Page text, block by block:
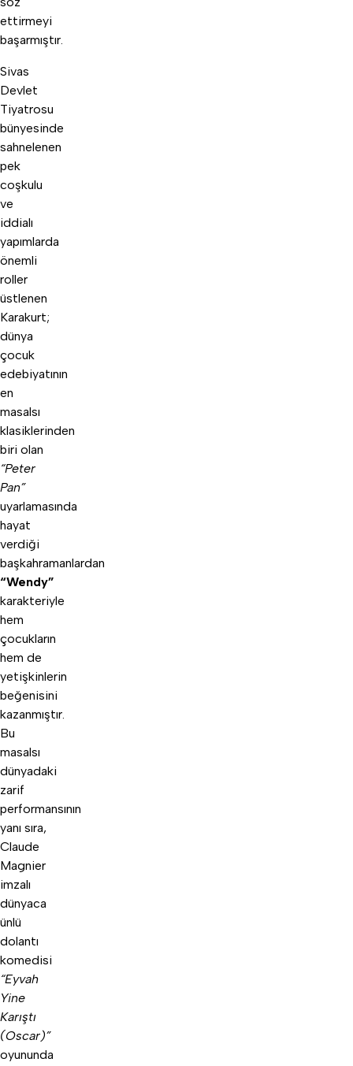
ettirmeyi
başarmıştır.
Sivas
Devlet
Tiyatrosu
bünyesinde
sahnelenen
pek
coşkulu
ve
iddialı
yapımlarda
önemli
roller
üstlenen
Karakurt;
dünya
çocuk
edebiyatının
en
masalsı
klasiklerinden
biri olan
“Peter
Pan”
uyarlamasında
hayat
verdiği
başkahramanlardan
“Wendy”
karakteriyle
hem
çocukların
hem de
yetişkinlerin
beğenisini
kazanmıştır.
Bu
masalsı
dünyadaki
zarif
performansının
yanı sıra,
Claude
Magnier
imzalı
dünyaca
ünlü
dolantı
komedisi
“Eyvah
Yine
Karıştı
(Oscar)”
oyununda